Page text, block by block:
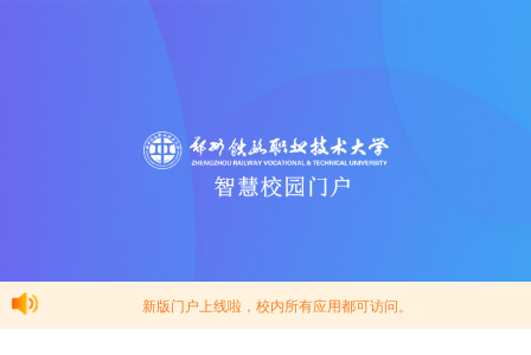
新版门户上线啦，校内所有应用都可访问。